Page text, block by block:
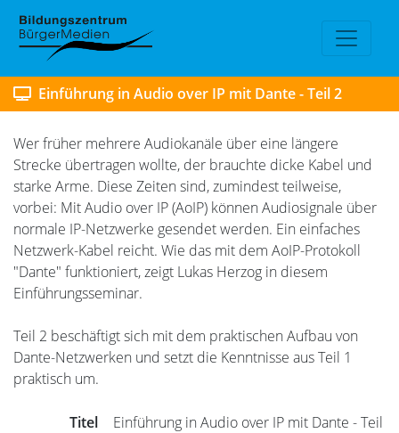
Einführung in Audio over IP mit Dante - Teil 2
Wer früher mehrere Audiokanäle über eine längere
Strecke übertragen wollte, der brauchte dicke Kabel und
starke Arme. Diese Zeiten sind, zumindest teilweise,
vorbei: Mit Audio over IP (AoIP) können Audiosignale über
normale IP-Netzwerke gesendet werden. Ein einfaches
Netzwerk-Kabel reicht. Wie das mit dem AoIP-Protokoll
"Dante" funktioniert, zeigt Lukas Herzog in diesem
Einführungsseminar.
Teil 2 beschäftigt sich mit dem praktischen Aufbau von
Dante-Netzwerken und setzt die Kenntnisse aus Teil 1
praktisch um.
Titel
Einführung in Audio over IP mit Dante - Teil